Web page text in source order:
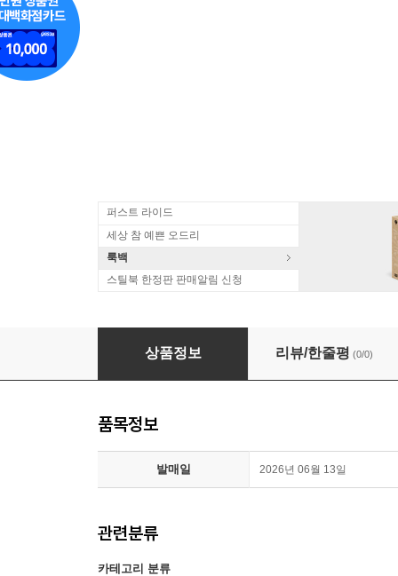
퍼스트 라이드
세상 참 예쁜 오드리
룩백
스틸북 한정판 판매알림 신청
베토벤: 현악 사중주 14번 - 관현악반
상품정보 리뷰/한줄평 (0/0)
품목정보
발매일 2026년 06월 13일
관련분류
카테고리 분류